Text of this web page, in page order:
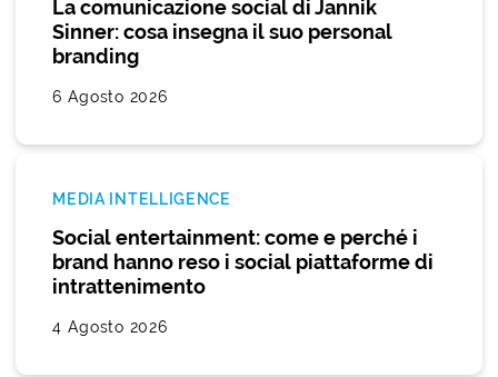
La comunicazione social di Jannik
Sinner: cosa insegna il suo personal
branding
6 Agosto 2026
MEDIA INTELLIGENCE
Social entertainment: come e perché i
brand hanno reso i social piattaforme di
intrattenimento
4 Agosto 2026